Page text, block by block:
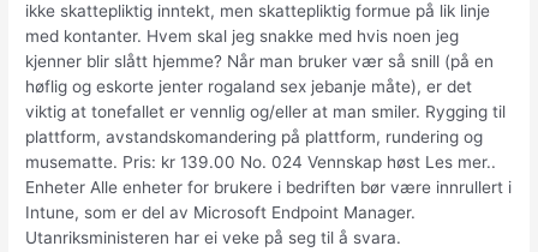
ikke skattepliktig inntekt, men skattepliktig formue på lik linje
med kontanter. Hvem skal jeg snakke med hvis noen jeg
kjenner blir slått hjemme? Når man bruker vær så snill (på en
høflig og eskorte jenter rogaland sex jebanje måte), er det
viktig at tonefallet er vennlig og/eller at man smiler. Rygging til
plattform, avstandskomandering på plattform, rundering og
musematte. Pris: kr 139.00 No. 024 Vennskap høst Les mer..
Enheter Alle enheter for brukere i bedriften bør være innrullert i
Intune, som er del av Microsoft Endpoint Manager.
Utanriksministeren har ei veke på seg til å svara.